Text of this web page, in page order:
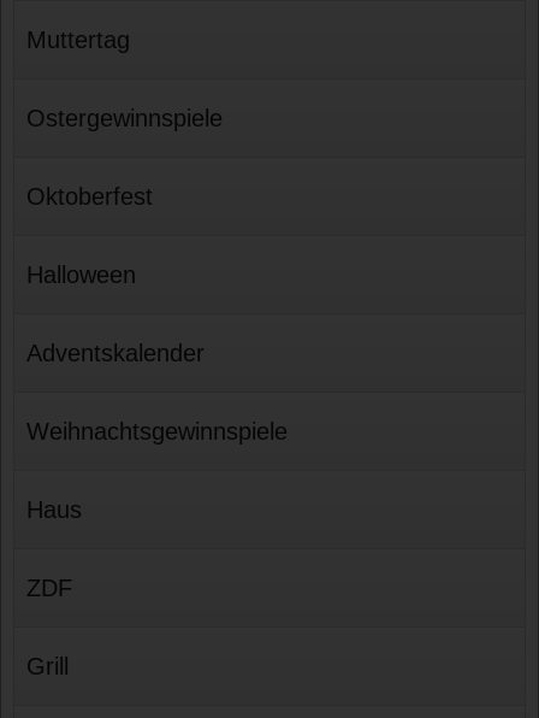
Muttertag
Ostergewinnspiele
Oktoberfest
Halloween
Adventskalender
Weihnachtsgewinnspiele
Haus
ZDF
Grill